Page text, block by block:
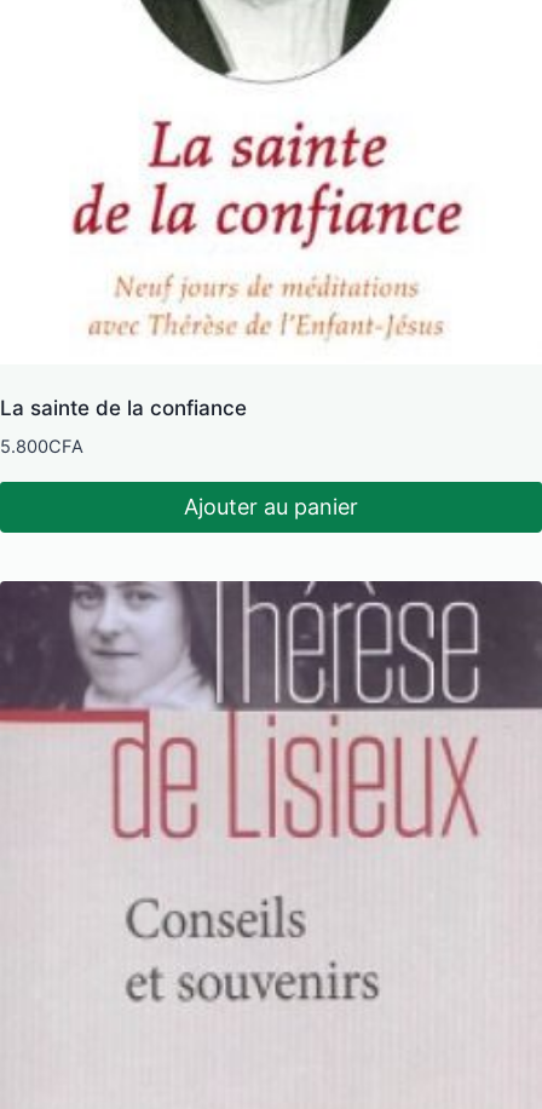
La sainte de la confiance
5.800CFA
Ajouter au panier